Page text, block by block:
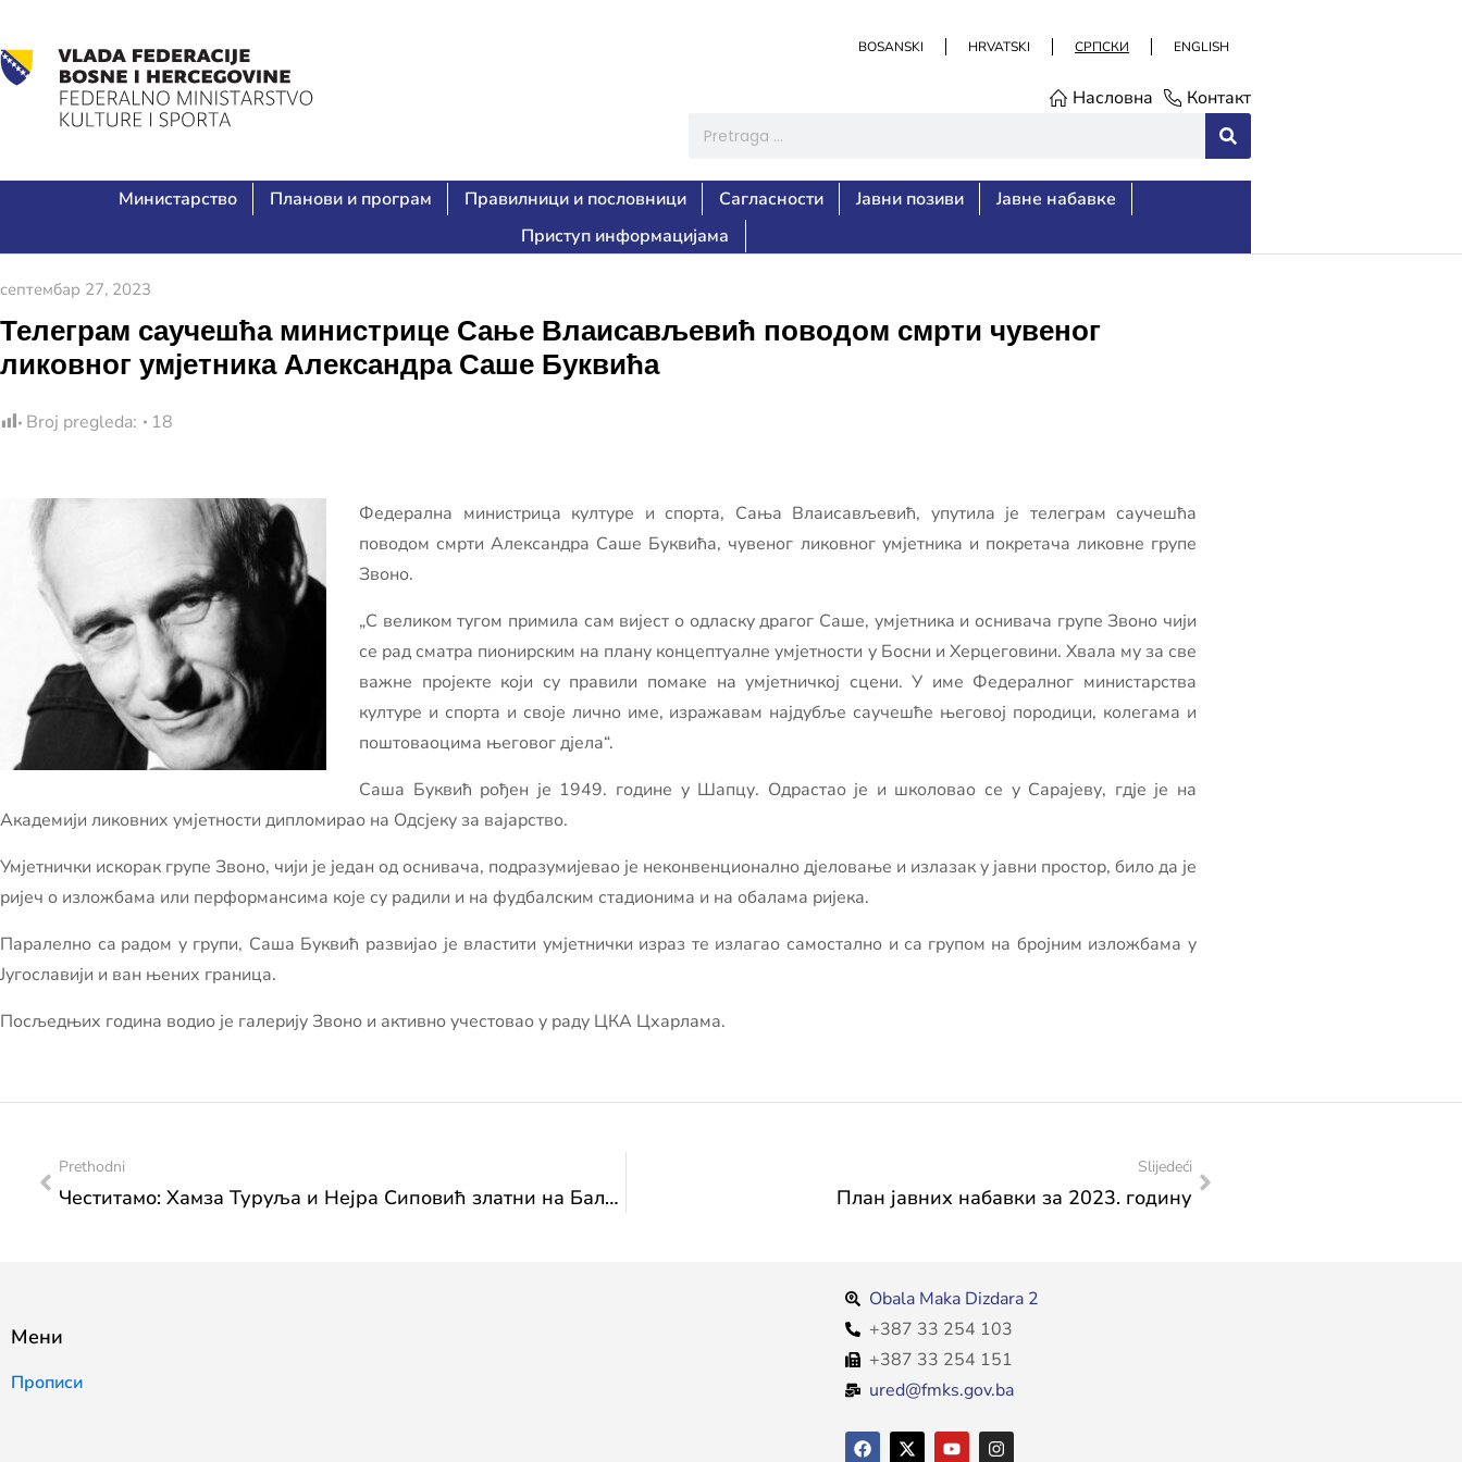
BOSANSKI HRVATSKI СРПСКИ ENGLISH
Насловна Контакт
Министарство Планови и програм Правилници и пословници Сагласности Јавни позиви
Јавне набавке
Приступ информацијама
септембар 27, 2023
Телеграм саучешћа министрице Сање Влаисављевић поводом смрти чувеног
ликовног умјетника Александра Саше Буквића
Broj pregleda: 18
Федерална министрица културе и спорта, Сања Влаисављевић, упутила је телеграм саучешћа
поводом смрти Александра Саше Буквића, чувеног ликовног умјетника и покретача ликовне групе
Звоно.
„С великом тугом примила сам вијест о одласку драгог Саше, умјетника и оснивача групе Звоно чији
се рад сматра пионирским на плану концептуалне умјетности у Босни и Херцеговини. Хвала му за све
важне пројекте који су правили помаке на умјетничкој сцени. У име Федералног министарства
културе и спорта и своје лично име, изражавам најдубље саучешће његовој породици, колегама и
поштоваоцима његовог дјела“.
Саша Буквић рођен је 1949. године у Шапцу. Одрастао је и школовао се у Сарајеву, гдје је на
Академији ликовних умјетности дипломирао на Одсјеку за вајарство.
Умјетнички искорак групе Звоно, чији је један од оснивача, подразумијевао је неконвенционално дјеловање и излазак у јавни простор, било да је
ријеч о изложбама или перформансима које су радили и на фудбалским стадионима и на обалама ријека.
Паралелно сa радом у групи, Саша Буквић развијао је властити умјетнички израз те излагао самостално и сa групом на бројним изложбама у
Југославији и ван њених граница.
Посљедњих година водио је галерију Звоно и активно учестовао у раду ЦКА Цхарлама.
Prethodni
Честитамо: Хамза Туруља и Нејра Сиповић златни на Балканском првенству у каратеу
Slijedeći
План јавних набавки за 2023. годину
Мени
Прописи
Obala Maka Dizdara 2
+387 33 254 103
+387 33 254 151
ured@fmks.gov.ba